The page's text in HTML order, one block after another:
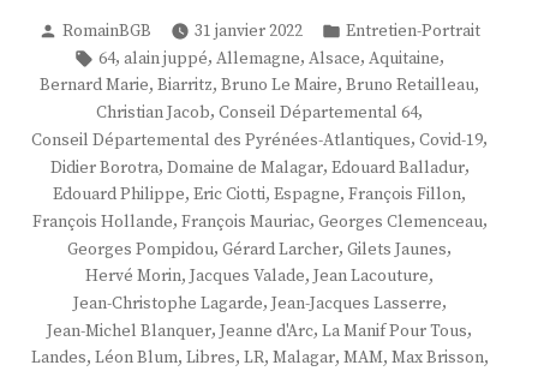
Publié
par
RomainBGB 31 janvier 2022
Publié
dans
Entretien-Portrait
Étiquettes :
64, alain juppé, Allemagne, Alsace, Aquitaine,
Bernard Marie, Biarritz, Bruno Le Maire, Bruno Retailleau,
Christian Jacob, Conseil Départemental 64,
Conseil Départemental des Pyrénées-Atlantiques, Covid-19,
Didier Borotra, Domaine de Malagar, Edouard Balladur,
Edouard Philippe, Eric Ciotti, Espagne, François Fillon,
François Hollande, François Mauriac, Georges Clemenceau,
Georges Pompidou, Gérard Larcher, Gilets Jaunes,
Hervé Morin, Jacques Valade, Jean Lacouture,
Jean-Christophe Lagarde, Jean-Jacques Lasserre,
Jean-Michel Blanquer, Jeanne d'Arc, La Manif Pour Tous,
Landes, Léon Blum, Libres, LR, Malagar, MAM, Max Brisson,